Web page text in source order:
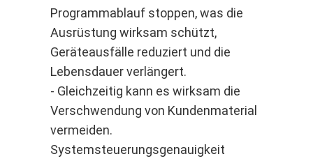
Programmablauf stoppen, was die
Ausrüstung wirksam schützt,
Geräteausfälle reduziert und die
Lebensdauer verlängert.
- Gleichzeitig kann es wirksam die
Verschwendung von Kundenmaterial
vermeiden.
Systemsteuerungsgenauigkeit